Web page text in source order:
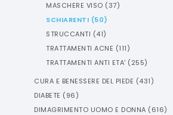
MASCHERE VISO (37)
SCHIARENTI (50)
STRUCCANTI (41)
TRATTAMENTI ACNE (111)
TRATTAMENTI ANTI ETA' (255)
CURA E BENESSERE DEL PIEDE (431)
DIABETE (96)
DIMAGRIMENTO UOMO E DONNA (616)